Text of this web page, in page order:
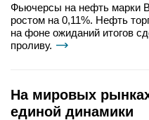
Фьючерсы на нефть марки
ростом на 0,11%. Нефть
на фоне ожиданий итогов
проливу.
На мировых
единой динамики